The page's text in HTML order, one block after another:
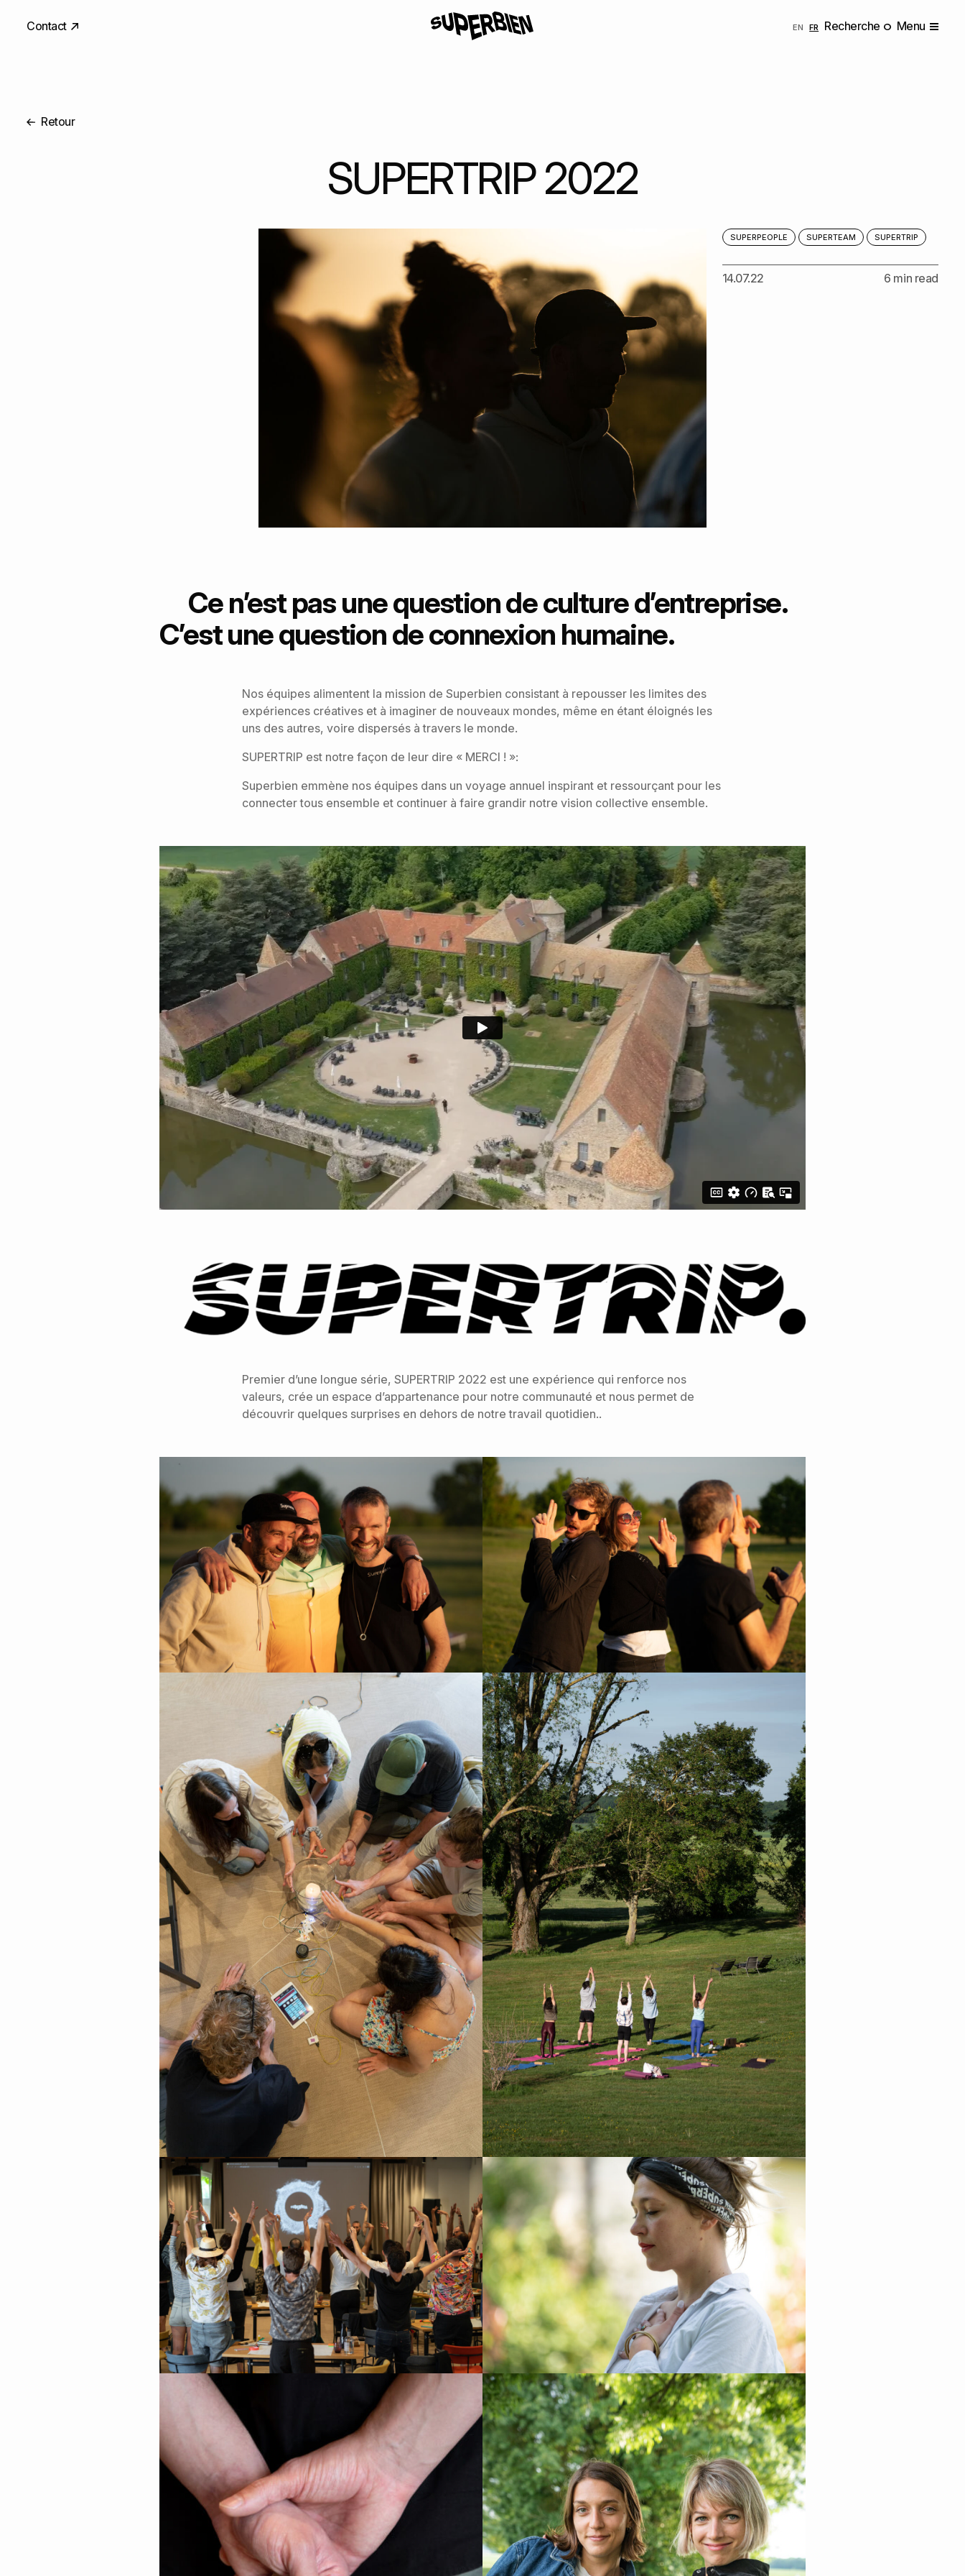
EN ENGLISH
FR FRANÇAIS
Recherche Menu
Contact
Retour
SUPERTRIP 2022
SUPERPEOPLE SUPERTEAM SUPERTRIP
14.07.22 6 min read
Ce n’est pas une question de culture d’entreprise.
C’est une question de connexion humaine.
Nos équipes alimentent la mission de Superbien consistant à repousser les limites des
expériences créatives et à imaginer de nouveaux mondes, même en étant éloignés les
uns des autres, voire dispersés à travers le monde.
SUPERTRIP est notre façon de leur dire « MERCI ! »:
Superbien emmène nos équipes dans un voyage annuel inspirant et ressourçant pour les
connecter tous ensemble et continuer à faire grandir notre vision collective ensemble.
Premier d’une longue série, SUPERTRIP 2022 est une expérience qui renforce nos
valeurs, crée un espace d’appartenance pour notre communauté et nous permet de
découvrir quelques surprises en dehors de notre travail quotidien..